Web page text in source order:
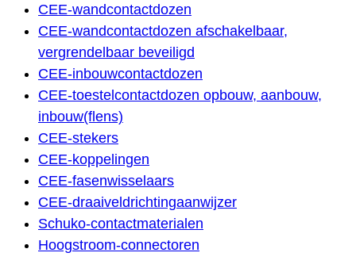
CEE-wandcontactdozen
CEE-wandcontactdozen afschakelbaar,
vergrendelbaar beveiligd
CEE-inbouwcontactdozen
CEE-toestelcontactdozen opbouw, aanbouw,
inbouw(flens)
CEE-stekers
CEE-koppelingen
CEE-fasenwisselaars
CEE-draaiveldrichtingaanwijzer
Schuko-contactmaterialen
Hoogstroom-connectoren